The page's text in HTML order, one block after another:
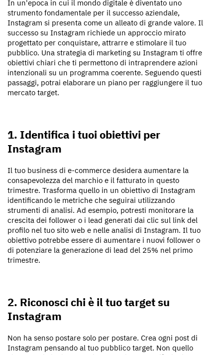
In un'epoca in cui il mondo digitale è diventato uno
strumento fondamentale per il successo aziendale,
Instagram si presenta come un alleato di grande valore. Il
successo su Instagram richiede un approccio mirato
progettato per conquistare, attrarre e stimolare il tuo
pubblico. Una strategia di marketing su Instagram ti offre
obiettivi chiari che ti permettono di intraprendere azioni
intenzionali su un programma coerente. Seguendo questi
passaggi, potrai elaborare un piano per raggiungere il tuo
mercato target.
1. Identifica i tuoi obiettivi per
Instagram
Il tuo business di e-commerce desidera aumentare la
consapevolezza del marchio e il fatturato in questo
trimestre. Trasforma quello in un obiettivo di Instagram
identificando le metriche che seguirai utilizzando
strumenti di analisi. Ad esempio, potresti monitorare la
crescita dei follower o i lead generati dai clic sul link del
profilo nel tuo sito web e nelle analisi di Instagram. Il tuo
obiettivo potrebbe essere di aumentare i nuovi follower o
di potenziare la generazione di lead del 25% nel primo
trimestre.
2. Riconosci chi è il tuo target su
Instagram
Non ha senso postare solo per postare. Crea ogni post di
Instagram pensando al tuo pubblico target. Non quello